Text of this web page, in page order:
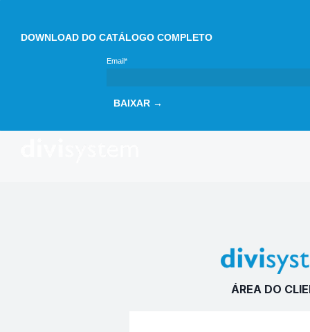
DOWNLOAD DO CATÁLOGO COMPLETO
Email*
BAIXAR →
ÁREA DO